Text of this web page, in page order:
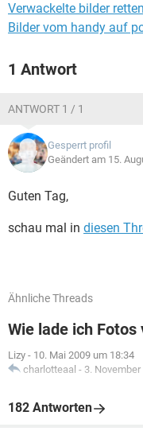
Verwackelte bilder retten
Bilder vom handy auf
1 Antwort
ANTWORT 1 / 1
Gesperrt profil
Geändert am 15.
Guten Tag,
schau mal in diesen
Ähnliche Threads
Wie lade ich Fotos
Lizy - 10. Mai 2009 um 18:34
charlotteaal - 3.
182 Antworten